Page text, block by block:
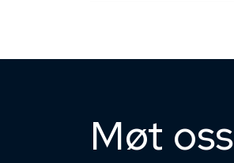
Møt oss